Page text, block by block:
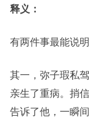
释义：
有两件事最能说
其一，弥子瑕私
亲生了重病。捎
告诉了他，一瞬